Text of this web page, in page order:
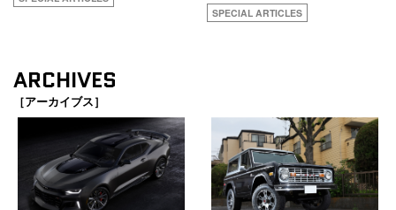
SPECIAL ARTICLES
ARCHIVES
［アーカイブス］